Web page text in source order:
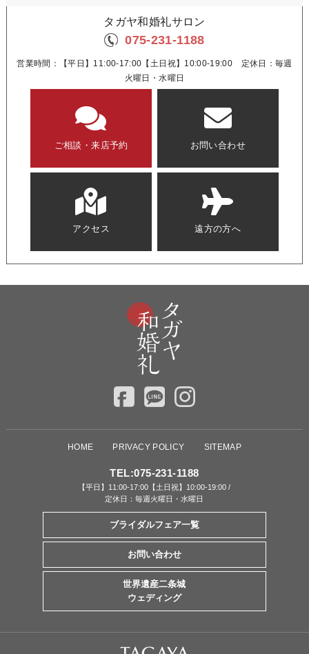
タガヤ和婚礼サロン
075-231-1188
営業時間：【平日】11:00-17:00【土日祝】10:00-19:00 定休日：毎週
火曜日・水曜日
ご相談・来店予約 お問い合わせ
アクセス 遠方の方へ
HOME PRIVACY POLICY SITEMAP
TEL:075-231-1188
【平日】11:00-17:00【土日祝】10:00-19:00 /
定休日：毎週火曜日・水曜日
ブライダルフェア一覧
お問い合わせ
世界遺産二条城
ウェディング